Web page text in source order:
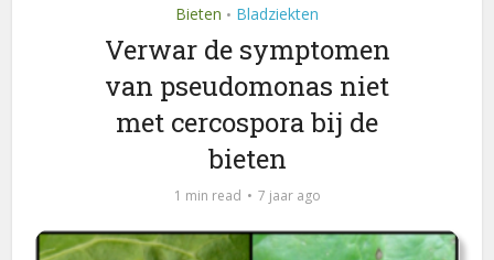
Bieten • Bladziekten
Verwar de symptomen
van pseudomonas niet
met cercospora bij de
bieten
1 min read 7 jaar ago